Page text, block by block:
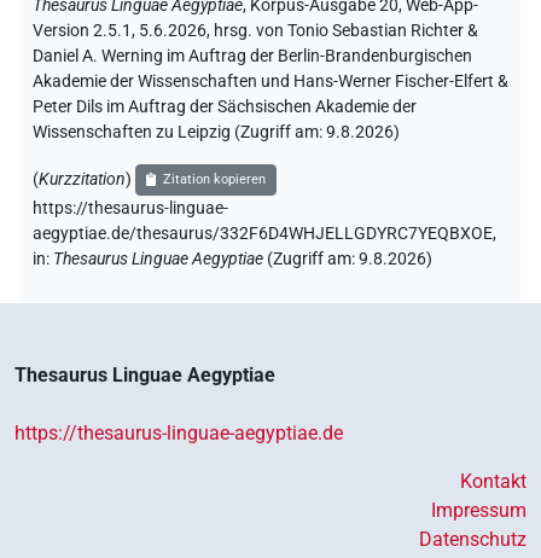
Thesaurus Linguae Aegyptiae, Korpus-Ausgabe 20, Web-App-
Version 2.5.1, 5.6.2026, hrsg. von Tonio Sebastian Richter &
Daniel A. Werning im Auftrag der Berlin-Brandenburgischen
Akademie der Wissenschaften und Hans-Werner Fischer-Elfert &
Peter Dils im Auftrag der Sächsischen Akademie der
Wissenschaften zu Leipzig (Zugriff am:9.8.2026)
(Kurzzitation) Zitation kopieren
https://thesaurus-linguae-
aegyptiae.de/thesaurus/332F6D4WHJELLGDYRC7YEQBXOE,
in: Thesaurus Linguae Aegyptiae (Zugriff am:9.8.2026)
Thesaurus Linguae Aegyptiae
https://thesaurus-linguae-aegyptiae.de
Kontakt
Impressum
Datenschutz